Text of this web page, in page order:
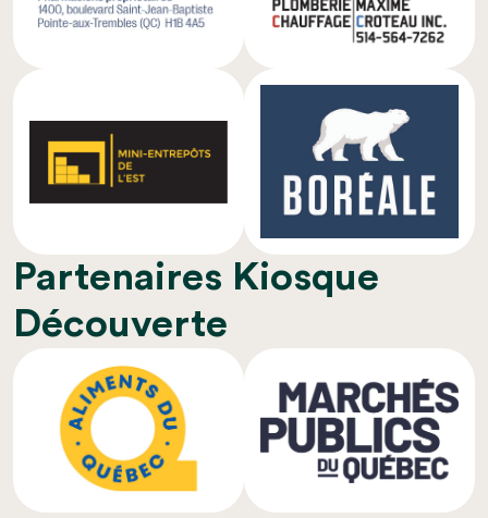
Partenaires Kiosque
Découverte